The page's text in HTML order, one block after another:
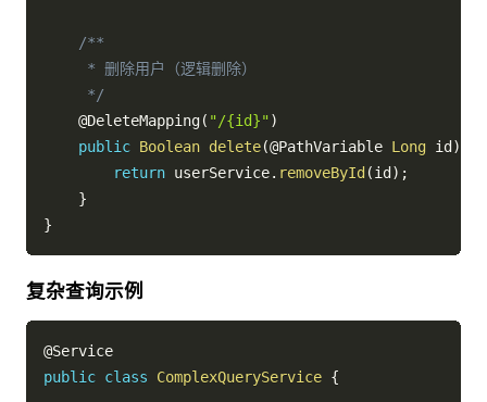
/**
     * 删除用户（逻辑删除）
     */
@DeleteMapping( "/{id}")
public Boolean delete(@PathVariable Long id)
return userService. removeById(id) ;
}
}
复杂查询示例
@Service
public class ComplexQueryService {